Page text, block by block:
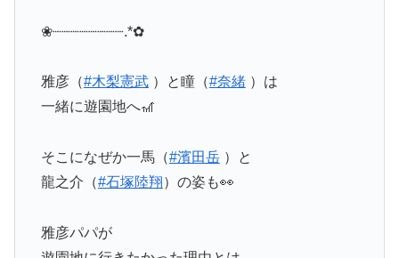
❀┈┈┈┈┈┈┈┈.*✿
雅彦（#木梨憲武）と瞳（#奈緒）は
一緒に遊園地へ🎢
そこになぜか一馬（#濱田岳）と
龍之介（#石塚陸翔）の姿も👀
雅彦パパが